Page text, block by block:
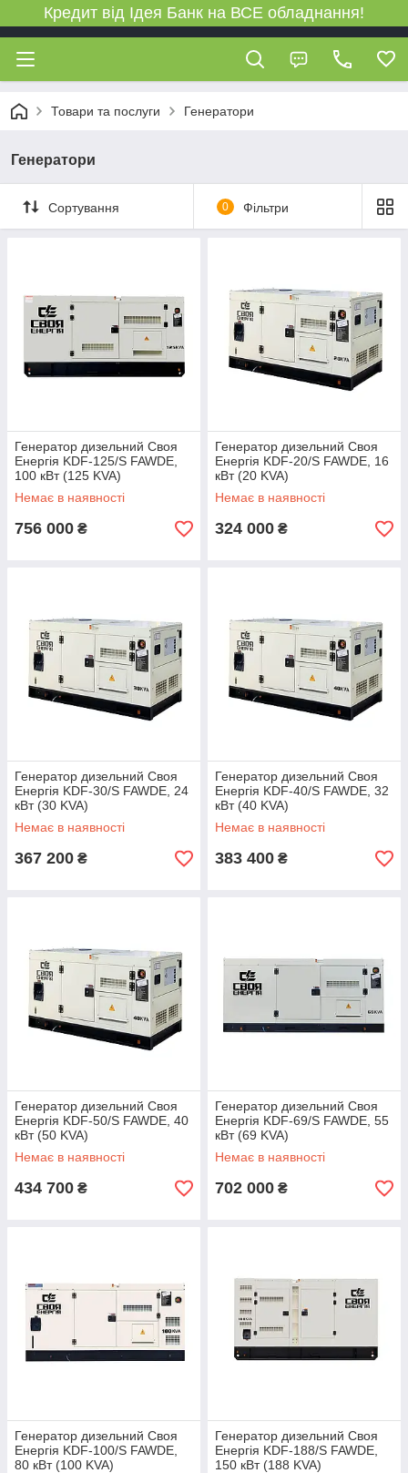
Кредит від Ідея Банк на ВСЕ обладнання!
Товари та послуги Генератори
Генератори
Сортування 0 Фільтри
Генератор дизельний Своя
Енергія KDF-125/S FAWDE,
100 кВт (125 KVA)
Немає в наявності
756 000 ₴
Генератор дизельний Своя
Енергія KDF-20/S FAWDE, 16
кВт (20 KVA)
Немає в наявності
324 000 ₴
Генератор дизельний Своя
Енергія KDF-30/S FAWDE, 24
кВт (30 KVA)
Немає в наявності
367 200 ₴
Генератор дизельний Своя
Енергія KDF-40/S FAWDE, 32
кВт (40 KVA)
Немає в наявності
383 400 ₴
Генератор дизельний Своя
Енергія KDF-50/S FAWDE, 40
кВт (50 KVA)
Немає в наявності
434 700 ₴
Генератор дизельний Своя
Енергія KDF-69/S FAWDE, 55
кВт (69 KVA)
Немає в наявності
702 000 ₴
Генератор дизельний Своя
Енергія KDF-100/S FAWDE,
80 кВт (100 KVA)
Генератор дизельний Своя
Енергія KDF-188/S FAWDE,
150 кВт (188 KVA)